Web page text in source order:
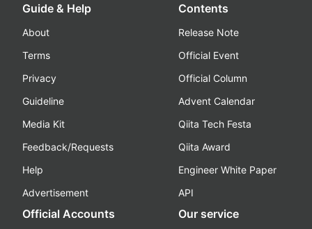
Guide & Help
About
Terms
Privacy
Guideline
Media Kit
Feedback/Requests
Help
Advertisement
Contents
Release Note
Official Event
Official Column
Advent Calendar
Qiita Tech Festa
Qiita Award
Engineer White Paper
API
Official Accounts Our service